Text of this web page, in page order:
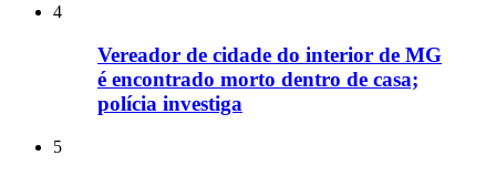
4
Vereador de cidade do interior de MG
é encontrado morto dentro de casa;
polícia investiga
5